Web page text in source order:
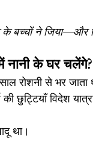
बच्चों ने जिया—और
में नानी के घर
रोशनी से भर जाता
विदेश यात्रा
था।